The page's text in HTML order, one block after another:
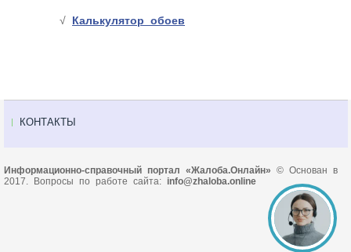
Калькулятор обоев
КОНТАКТЫ
Информационно-справочный портал «Жалоба.Онлайн» © Основан в
2017. Вопросы по работе сайта: info@zhaloba.online